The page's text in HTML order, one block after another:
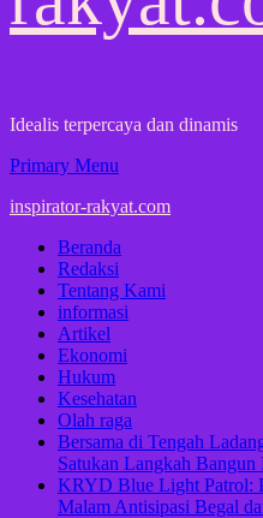
Idealis terpercaya dan dinamis
Primary Menu
inspirator-rakyat.com
Beranda
Redaksi
Tentang Kami
informasi
Artikel
Ekonomi
Hukum
Kesehatan
Olah raga
Bersama di Tengah
Satukan Langkah Bangun
KRYD Blue Light Patrol:
Malam Antisipasi Begal